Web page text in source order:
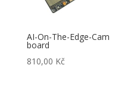
AI-On-The-Edge-Cam
board
810,00 Kč